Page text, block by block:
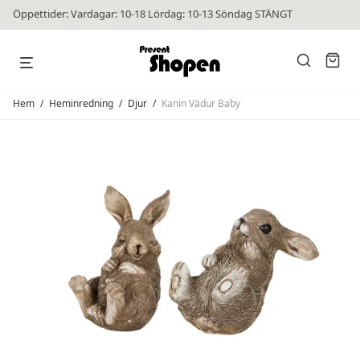
Öppettider: Vardagar: 10-18 Lördag: 10-13 Söndag STÄNGT
Hem / Heminredning / Djur / Kanin Vädur Baby